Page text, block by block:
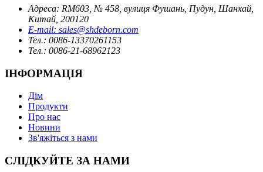
Адреса: RM603, № 458, вулиця Фушань, Пудун, Шанхай,
Китай, 200120
E-mail: sales@shdeborn.com
Тел.: 0086-13370261153
Тел.: 0086-21-68962123
ІНФОРМАЦІЯ
Дім
Продукти
Про нас
Новини
Зв'яжіться з нами
СЛІДКУЙТЕ ЗА НАМИ